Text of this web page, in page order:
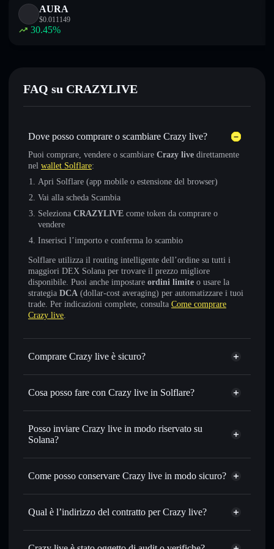
AURA
$0.011149
30.45%
FAQ su CRAZYLIVE
Dove posso comprare o scambiare Crazy live?
Puoi comprare, vendere o scambiare Crazy live direttamente
nel wallet Solflare:
Apri Solflare (app mobile o estensione del browser)
Vai alla scheda Scambia
Seleziona CRAZYLIVE come token da comprare o
vendere
Inserisci l’importo e conferma lo scambio
Solflare utilizza il routing intelligente dell’ordine su tutti i
maggiori DEX Solana per trovare il prezzo migliore
disponibile. Puoi anche impostare ordini limite o usare la
strategia DCA (dollar-cost averaging) per automatizzare i tuoi
trade. Per indicazioni complete, consulta Come comprare
Crazy live.
Comprare Crazy live è sicuro?
Crazy live non è verificato
Cosa posso fare con Crazy live in Solflare?
Crazy live
wallet Solflare
Scambiare istantaneamente— scambia CRAZYLIVE in
SOL, USDC o in migliaia di altri token Solana al prezzo
prezzo desiderato di CRAZYLIVE
Usare il DCA— applica la strategia dollar-cost average su
— trasferisci CRAZYLIVE
senza collegare pubblicamente i wallet usando
Posso inviare Crazy live in modo riservato su
Solana?
Aggregatore di privacy
Solflare
Come posso conservare Crazy live in modo sicuro?
Crazy live
Qual è l’indirizzo del contratto per Crazy live?
Crazy live